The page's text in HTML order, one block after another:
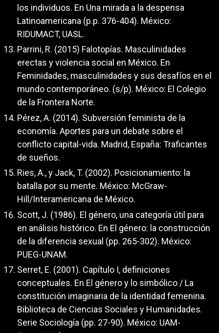
los individuos. En Una mirada a la despensa
Latinoamericana (p.p. 376-404). México:
RIDUMACT, UASL.
Parrini, R. (2015) Falotopías. Masculinidades
erectas y violencia social en México. En
Feminidades, masculinidades y sus desafíos en el
mundo contemporáneo. (s/p). México: El Colegio
de la Frontera Norte.
Pérez, A. (2014). Subversión feminista de la
economía. Aportes para un debate sobre el
conflicto capital-vida. Madrid, España: Traficantes
de sueños.
Ries, A., y Jack, T. (2002). Posicionamiento: la
batalla por su mente. México: McGraw-
Hill/Interamericana de México.
Scott, J. (1986). El género, una categoría útil para
en análisis histórico. En El género: la construcción
de la diferencia sexual (pp. 265-302). México:
PUEG-UNAM.
Serret, E. (2001). Capítulo I, definiciones
conceptuales. En El género y lo simbólico / La
constitución imaginaria de la identidad femenina.
Biblioteca de Ciencias Sociales y Humanidades.
Serie Sociología (pp. 27-90). México: UAM-